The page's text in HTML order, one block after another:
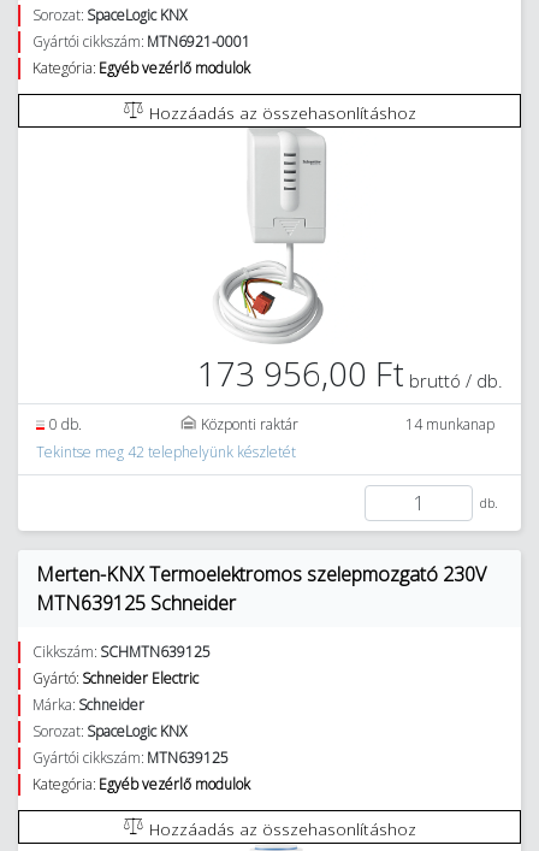
Sorozat: SpaceLogic KNX
Gyártói cikkszám: MTN6921-0001
Kategória: Egyéb vezérlő modulok
Hozzáadás az összehasonlításhoz
173 956,00 Ft bruttó / db.
0 db. Központi raktár
14 munkanap
Tekintse meg 42 telephelyünk készletét
db.
Merten-KNX Termoelektromos szelepmozgató 230V
MTN639125 Schneider
Cikkszám: SCHMTN639125
Gyártó: Schneider Electric
Márka: Schneider
Sorozat: SpaceLogic KNX
Gyártói cikkszám: MTN639125
Kategória: Egyéb vezérlő modulok
Hozzáadás az összehasonlításhoz